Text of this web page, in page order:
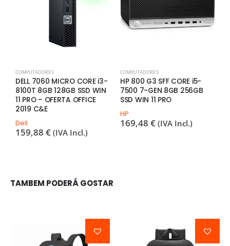
COMPUTADORES
DELL 7060 MICRO CORE i3-
8100T 8GB 128GB SSD WIN
11 PRO – OFERTA OFFICE
2019 C&E
Dell
159,88 € (IVA Incl.)
COMPUTADORES
HP 800 G3 SFF CORE i5-
7500 7-GEN 8GB 256GB
SSD WIN 11 PRO
HP
169,48 € (IVA Incl.)
TAMBEM PODERÁ GOSTAR